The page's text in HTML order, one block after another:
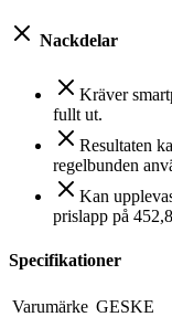
Nackdelar
Kräver
fullt ut.
Resultaten
regelbunden
Kan
prislapp på
Specifikationer
Varumärke GESKE